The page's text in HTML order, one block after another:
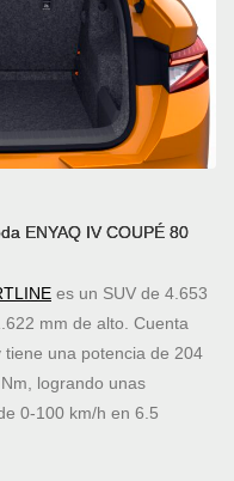
ENYAQ IV COUPÉ 80
es un SUV de 4.653
mm de alto. Cuenta
una potencia de 204
logrando unas
0-100 km/h en 6.5